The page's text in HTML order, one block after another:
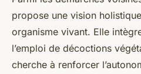
propose une vision
organisme vivant. Elle
l’emploi de décoctions
cherche à renforcer